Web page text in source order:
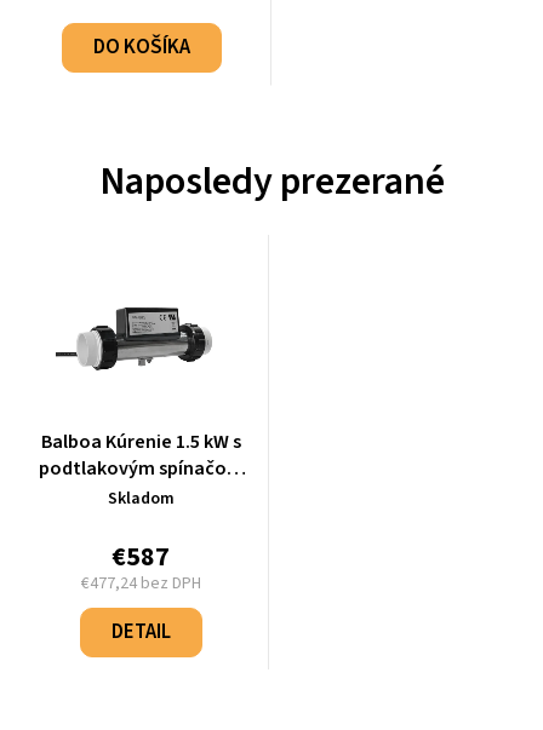
DO KOŠÍKA
Naposledy prezerané
Balboa Kúrenie 1.5 kW s
podtlakovým spínačom
VACUUM - 20-5415V
Skladom
€587
€477,24 bez DPH
Jednotková
cena:
DETAIL